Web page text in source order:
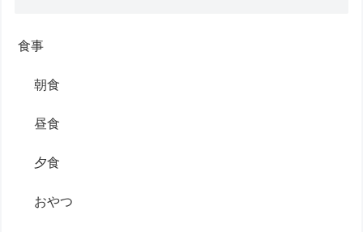
食事
朝食
昼食
夕食
おやつ